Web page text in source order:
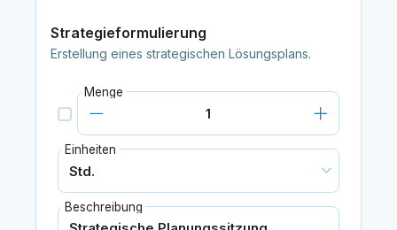
Strategieformulierung
Erstellung eines strategischen Lösungsplans.
Menge
Einheiten
Beschreibung